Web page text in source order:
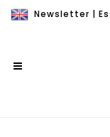
Newsletter |